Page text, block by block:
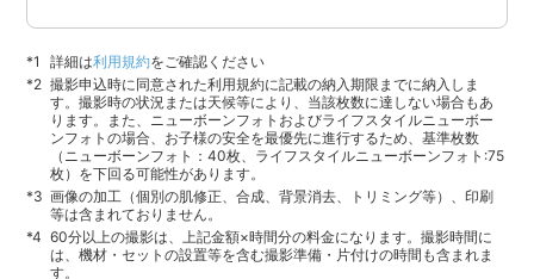
詳細は利用規約をご確認ください
撮影申込時に同意された利用規約に記載の納入期限までに納入しま
す。撮影時の状況または天候等により、当該枚数に達しない場合もあ
ります。また、ニューボーンフォトおよびライフスタイルニューボー
ンフォトの場合、お子様の安全を最優先に進行するため、基準枚数
（ニューボーンフォト：40枚、ライフスタイルニューボーンフォト:75
枚）を下回る可能性があります。
画像の加工（個別の肌修正、合成、背景消去、トリミング等）、印刷
等は含まれておりません。
60分以上の撮影は、上記金額×時間分の料金になります。撮影時間に
は、機材・セットの設置等を含む撮影準備・片付けの時間も含まれま
す。